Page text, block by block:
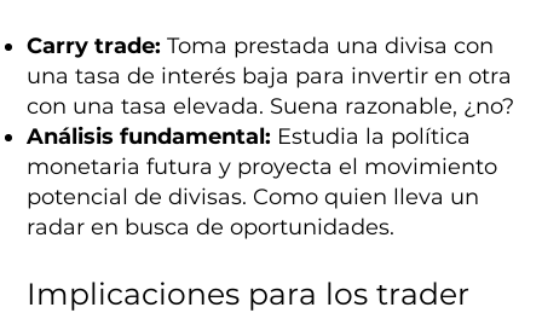
Carry trade:Toma prestada una divisa con
una tasa de interés baja para invertir en otra
con una tasa elevada. Suena razonable, ¿no?
Análisis fundamental: Estudia la política
monetaria futura y proyecta el movimiento
potencial de divisas. Como quien lleva un
radar en busca de oportunidades.
Implicaciones para los trader